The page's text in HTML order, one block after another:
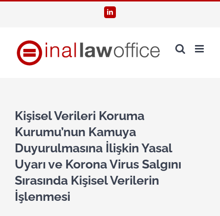
LinkedIn
Kişisel Verileri Koruma
Kurumu’nun Kamuya
Duyurulmasına İlişkin Yasal
Uyarı ve Korona Virus Salgını
Sırasında Kişisel Verilerin
İşlenmesi